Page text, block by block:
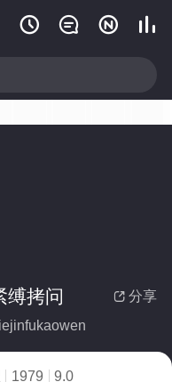
   
 分享
缚拷问
1979
9.0